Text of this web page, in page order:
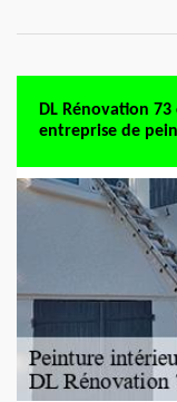
DL Rénovation
entreprise de